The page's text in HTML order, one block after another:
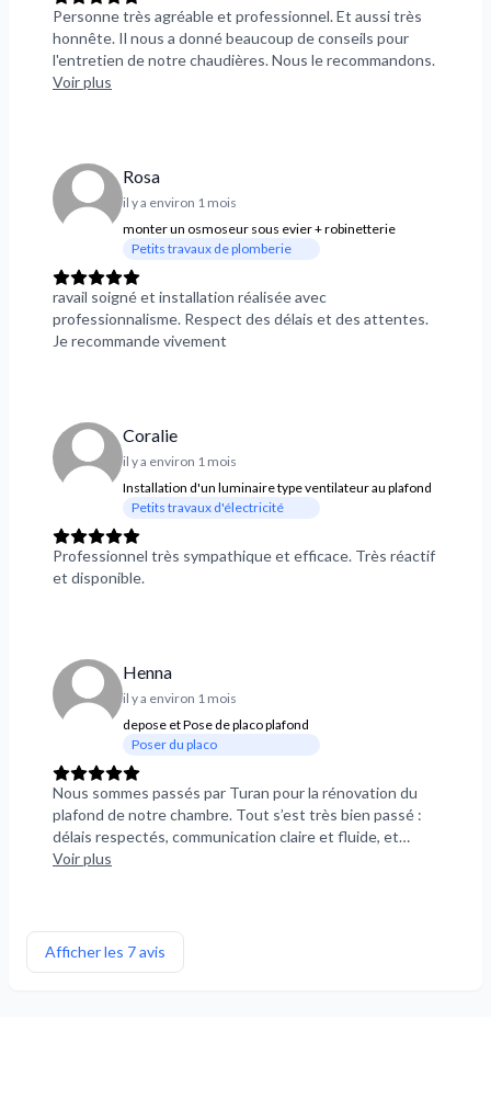
Personne très agréable et professionnel. Et aussi très
honnête. Il nous a donné beaucoup de conseils pour
l'entretien de notre chaudières. Nous le recommandons.
Voir plus
Rosa
il y a environ 1 mois
monter un osmoseur sous evier + robinetterie
Petits travaux de plomberie
ravail soigné et installation réalisée avec
professionnalisme. Respect des délais et des attentes.
Je recommande vivement
Coralie
il y a environ 1 mois
Installation d'un luminaire type ventilateur au plafond
Petits travaux d'électricité
Professionnel très sympathique et efficace. Très réactif
et disponible.
Henna
il y a environ 1 mois
depose et Pose de placo plafond
Poser du placo
Nous sommes passés par Turan pour la rénovation du
plafond de notre chambre. Tout s’est très bien passé :
délais respectés, communication claire et fluide, et
travail soigné. Nous sommes plus que satisfaits du
Voir plus
Afficher les 7 avis